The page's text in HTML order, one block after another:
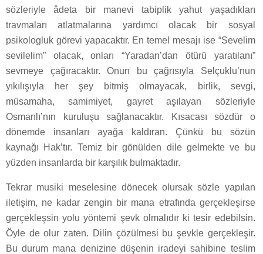
sözleriyle âdeta bir manevi tabiplik yahut yaşadıkları
travmaları atlatmalarına yardımcı olacak bir sosyal
psikologluk görevi yapacaktır. En temel mesajı ise “Sevelim
sevilelim” olacak, onları “Yaradan’dan ötürü yaratılanı”
sevmeye çağıracaktır. Onun bu çağrısıyla Selçuklu’nun
yıkılışıyla her şey bitmiş olmayacak, birlik, sevgi,
müsamaha, samimiyet, gayret aşılayan sözleriyle
Osmanlı’nın kuruluşu sağlanacaktır. Kısacası sözdür o
dönemde insanları ayağa kaldıran. Çünkü bu sözün
kaynağı Hak’tır. Temiz bir gönülden dile gelmekte ve bu
yüzden insanlarda bir karşılık bulmaktadır.
Tekrar musiki meselesine dönecek olursak sözle yapılan
iletişim, ne kadar zengin bir mana etrafında gerçekleşirse
gerçekleşsin yolu yöntemi şevk olmalıdır ki tesir edebilsin.
Öyle de olur zaten. Dilin çözülmesi bu şevkle gerçekleşir.
Bu durum mana denizine düşenin iradeyi sahibine teslim